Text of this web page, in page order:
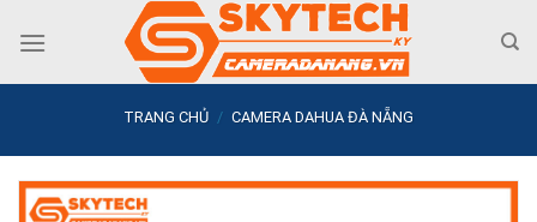
TRANG CHỦ / CAMERA DAHUA ĐÀ NẴNG